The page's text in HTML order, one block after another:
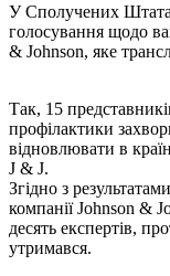
У Сполучених
голосування щодо
& Johnson, яке
Так, 15
профілактики
відновлювати в
J & J.
Згідно з
компанії Johnson &
десять експертів,
утримався.